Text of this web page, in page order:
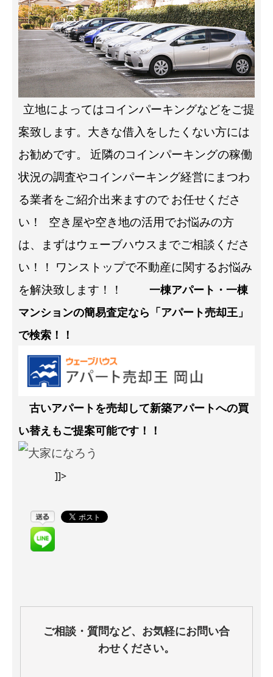
立地によってはコインパーキングなどをご提
案致します。大きな借入をしたくない方には
お勧めです。
近隣のコインパーキングの稼働
状況の調査やコインパーキング経営にまつわ
る業者をご紹介出来ますので お任せくださ
い！
空き屋や空き地の活用でお悩みの方
は、まずはウェーブハウスまでご相談くださ
い！！ ワンストップで不動産に関するお悩み
を解決致します！！
一棟アパート・一棟
マンションの簡易査定なら「アパート売却王」
で検索！！
古いアパートを売却して新築アパートへの買
い替えもご提案可能です！！
]]>
ご相談・質問など、お気軽にお問い合
わせください。